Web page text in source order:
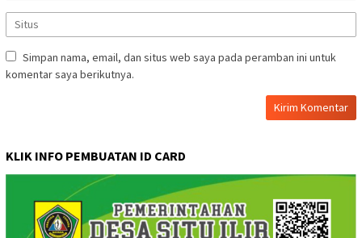
Simpan nama, email, dan situs web saya pada peramban ini untuk
komentar saya berikutnya.
KLIK INFO PEMBUATAN ID CARD